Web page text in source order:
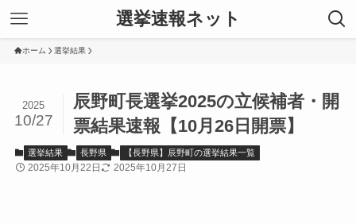
選挙速報ネット
ホーム 選挙結果
辰野町長選挙2025の立候補者・開
票結果速報【10月26日開票】
2025
10/27
選挙結果 長野県 【長野県】辰野町の選挙結果一覧
2025年10月22日 2025年10月27日